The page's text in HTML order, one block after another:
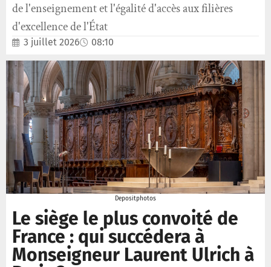
de l'enseignement et l'égalité d'accès aux filières
d'excellence de l'État
3 juillet 2026 08:10
Depositphotos
Le siège le plus convoité de
France : qui succédera à
Monseigneur Laurent Ulrich à